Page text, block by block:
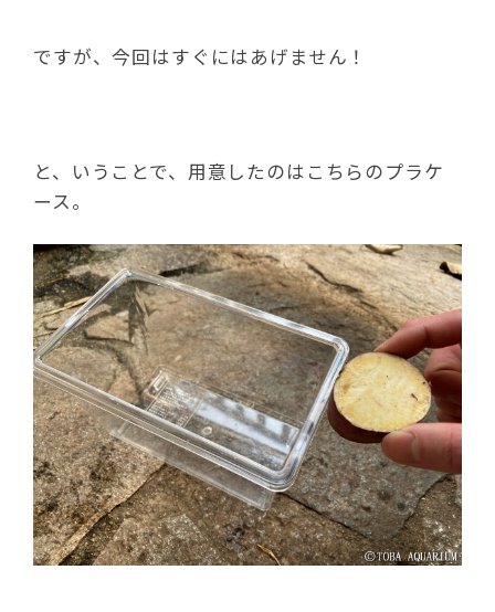
ですが、今回はすぐにはあげません！
と、いうことで、用意したのはこちらのプラケ
ース。